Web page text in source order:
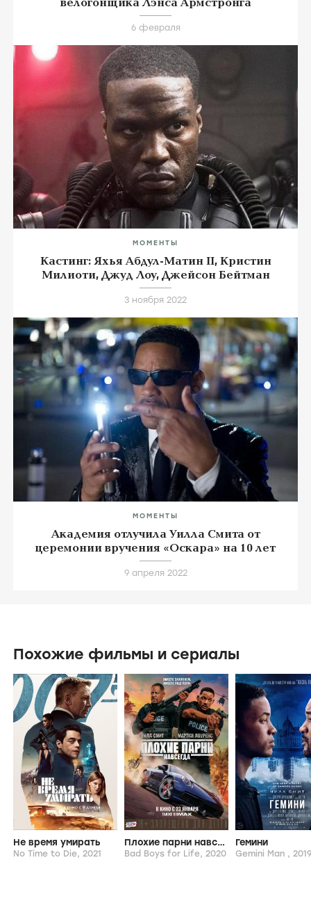
6 февраля
МОМЕНТЫ
Кастинг: Яхья Абдул-Матин II, Кристин
Милиоти, Джуд Лоу, Джейсон Бейтман
3 ноября 2022
МОМЕНТЫ
Академия отлучила Уилла Смита от
церемонии вручения «Оскара» на 10 лет
9 апреля 2022
Похожие фильмы и сериалы
Не время умирать
No Time to Die, 2021
Плохие парни навсегда
Bad Boys for Life, 2020
Гемини
Gemini Man , 2019